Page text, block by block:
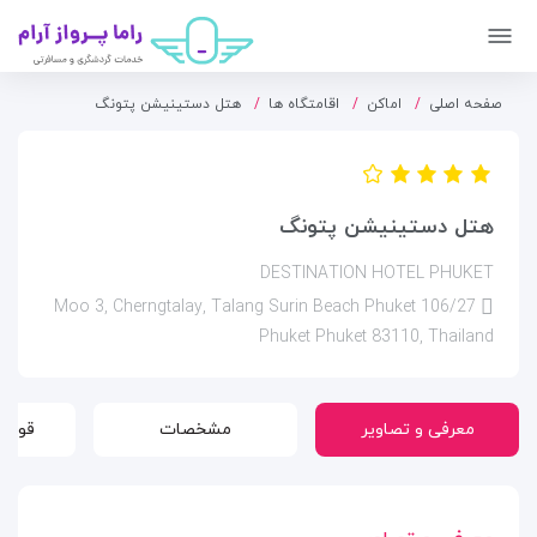
صفحه اصلی اماکن اقامتگاه ها هتل دستینیشن پتونگ
هتل دستینیشن پتونگ
DESTINATION HOTEL PHUKET
106/27 Moo 3, Cherngtalay, Talang Surin Beach Phuket
Phuket Phuket 83110, Thailand
معرفی و تصاویر مشخصات